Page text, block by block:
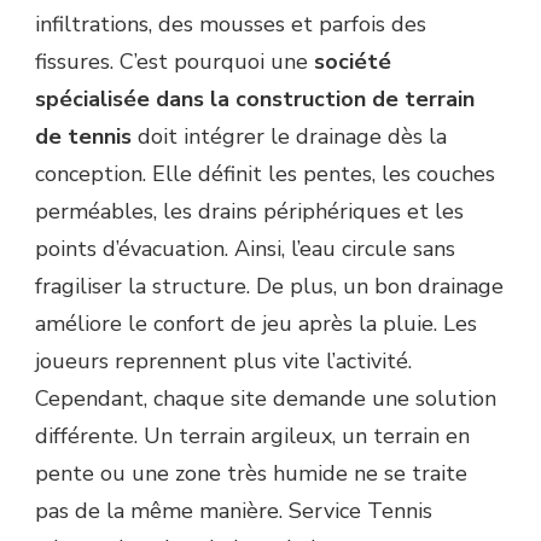
infiltrations, des mousses et parfois des
fissures. C’est pourquoi une société
spécialisée dans la construction de terrain
de tennis doit intégrer le drainage dès la
conception. Elle définit les pentes, les couches
perméables, les drains périphériques et les
points d’évacuation. Ainsi, l’eau circule sans
fragiliser la structure. De plus, un bon drainage
améliore le confort de jeu après la pluie. Les
joueurs reprennent plus vite l’activité.
Cependant, chaque site demande une solution
différente. Un terrain argileux, un terrain en
pente ou une zone très humide ne se traite
pas de la même manière. Service Tennis